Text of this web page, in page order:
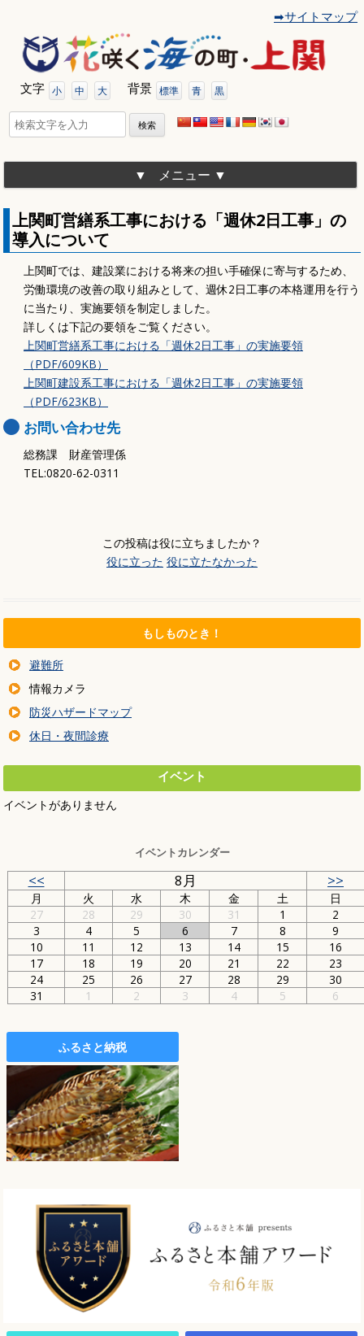
動
➡サイトマップ
文字 小 中 大 背景 標準 青 黒
検
索:
メニュー
上関町営繕系工事における「週休2日工事」の
導入について
上関町では、建設業における将来の担い手確保に寄与するため、
労働環境の改善の取り組みとして、週休2日工事の本格運用を行う
に当たり、実施要領を制定しました。
詳しくは下記の要領をご覧ください。
上関町営繕系工事における「週休2日工事」の実施要領
（PDF/609KB）
上関町建設系工事における「週休2日工事」の実施要領
（PDF/623KB）
お問い合わせ先
総務課 財産管理係
TEL:0820-62-0311
この投稿は役に立ちましたか？
役に立った 役に立たなかった
もしものとき！
避難所
情報カメラ
防災ハザードマップ
休日・夜間診療
イベント
イベントがありません
イベントカレンダー
<< 8月 >>
月 火 水 木 金 土
日
27
28 29 30 31 1
2
3
4 5 6 7 8
9
10
11 12 13 14 15
16
17
18 19 20 21 22
23
24
25 26 27 28 29
30
31
1 2 3 4 5 6
ふるさと納税